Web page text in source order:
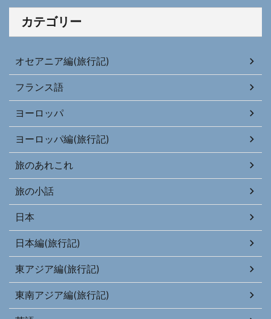
カテゴリー
オセアニア編(旅行記)
フランス語
ヨーロッパ
ヨーロッパ編(旅行記)
旅のあれこれ
旅の小話
日本
日本編(旅行記)
東アジア編(旅行記)
東南アジア編(旅行記)